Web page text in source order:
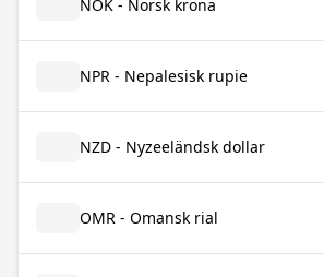
NOK - Norsk krona
NPR - Nepalesisk rupie
NZD - Nyzeeländsk dollar
OMR - Omansk rial